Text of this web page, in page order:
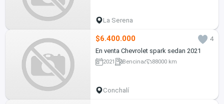
La Serena
$6.400.000
4
En venta Chevrolet spark sedan 2021
2021 Bencina 88000 km
Conchalí